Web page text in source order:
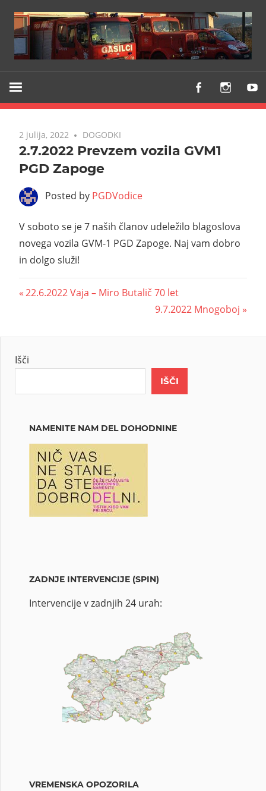
VODICE
vami
že
1903
2 julija, 2022 DOGODKI
2.7.2022 Prevzem vozila GVM1
PGD Zapoge
Posted by PGDVodice
V soboto se je 7 naših članov udeležilo blagoslova
novega vozila GVM-1 PGD Zapoge. Naj vam dobro
in dolgo služi!
22.6.2022 Vaja – Miro Butalič 70 let
9.7.2022 Mnogoboj
Išči
IŠČI
NAMENITE NAM DEL DOHODNINE
ZADNJE INTERVENCIJE (SPIN)
Intervencije v zadnjih 24 urah:
VREMENSKA OPOZORILA